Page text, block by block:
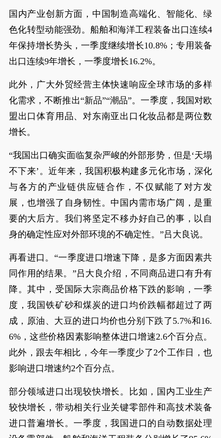
国内产业创新方面，中国制造高端化、智能化、绿
色化转型动能强劲。船舶和海洋工程装备出口连续4
年保持增长势头，一季度继续增长10.8%；专用装备
出口连续9年增长，一季度增长16.2%。
此外，广大外贸经营主体快速响应全球市场的多样
化需求，不断推出“新品”“潮品”。一季度，我国对欧
盟出口体育用品、对东南亚出口化妆品都是两位数
增长。
“我国出口确实面临复杂严峻的外部形势，但是‘天塌
不下来’。近年来，我国积极构建多元化市场，深化
与各方的产业链供应链合作，不仅赋能了对方发
展，也增强了自身韧性。中国内需市场广阔，是重
要的大后方。我们将坚定不移办好自己的事，以自
身的确定性应对外部环境的不确定性。”吕大良说。
再看进口。“一季度进口增速下降，是多方面因素共
同作用的结果。”吕大良介绍，不同商品进口有升有
降。其中，受国际大宗商品价格下跌的影响，一季
度，我国铁矿砂和煤炭的进口均价跌幅都超过了两
成，原油、大豆的进口均价也分别下跌了5.7%和16.
6%，这些价格因素影响整体进口增速2.6个百分点。
此外，跟去年相比，今年一季度少了2个工作日，也
影响进口增速约2个百分点。
部分领域进口出现较快增长。比如，国内工业生产
较快增长，带动相关行业关键零部件和高技术装备
进口普遍增长。一季度，我国进口的自动数据处理